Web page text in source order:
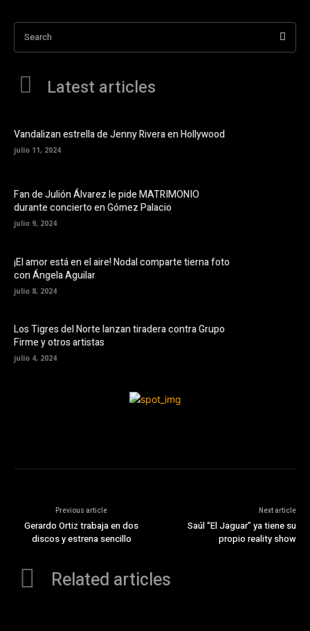
Search
Latest articles
Vandalizan estrella de Jenny Rivera en Hollywood
julio 11, 2024
Fan de Julión Álvarez le pide MATRIMONIO
durante concierto en Gómez Palacio
julio 9, 2024
¡El amor está en el aire! Nodal comparte tierna foto
con Ángela Aguilar
julio 8, 2024
Los Tigres del Norte lanzan tiradera contra Grupo
Firme y otros artistas
julio 4, 2024
Previous article
Gerardo Ortiz trabaja en dos
discos y estrena sencillo
Next article
Saúl “El Jaguar” ya tiene su
propio reality show
Related articles